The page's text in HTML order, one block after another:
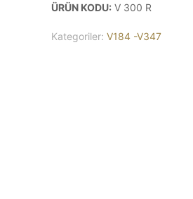
ÜRÜN KODU: V 300 R
Kategoriler: V184 -V347